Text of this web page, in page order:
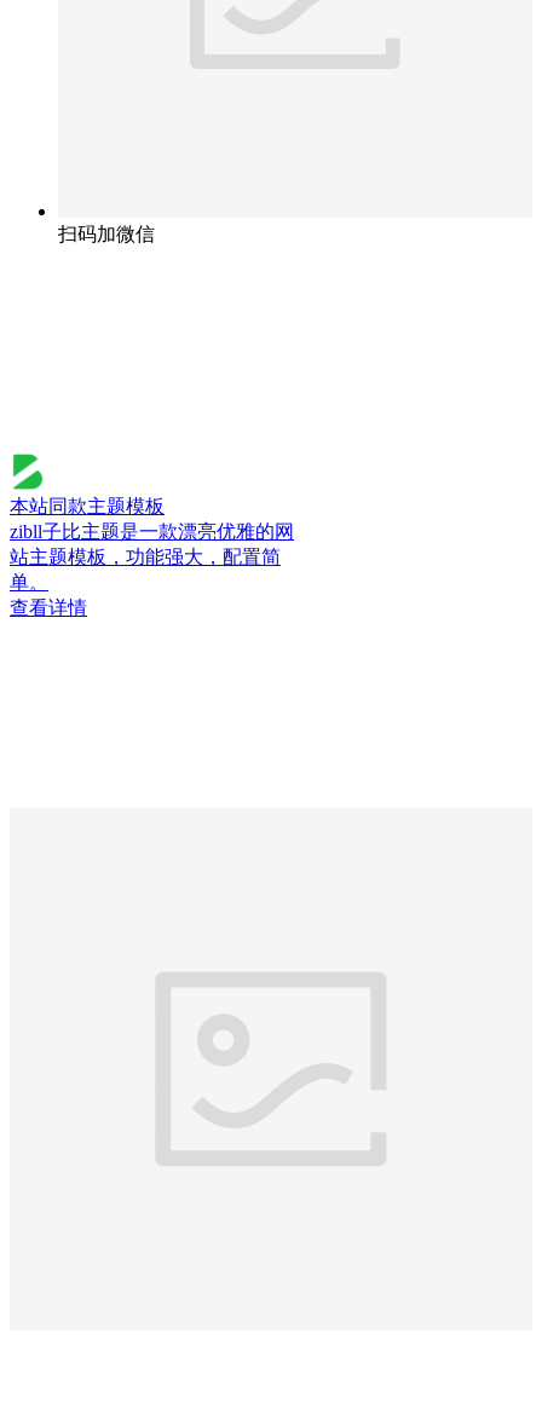
扫码加微信
本站同款主题模板
zibll子比主题是一款漂亮优雅的网
站主题模板，功能强大，配置简
单。
查看详情